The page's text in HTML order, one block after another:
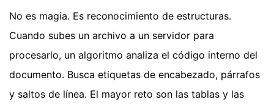
No es magia. Es reconocimiento de estructuras.
Cuando subes un archivo a un servidor para
procesarlo, un algoritmo analiza el código interno del
documento. Busca etiquetas de encabezado, párrafos
y saltos de línea. El mayor reto son las tablas y las